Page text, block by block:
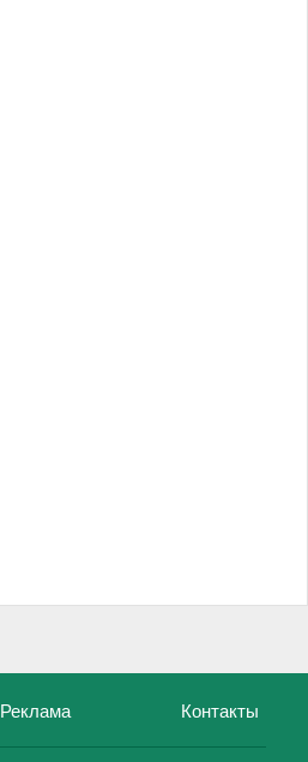
Реклама Контакты